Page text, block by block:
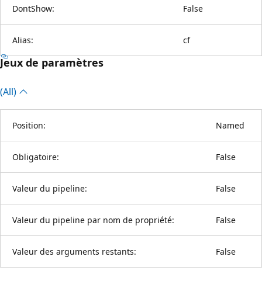
DontShow: False
Alias: cf
Jeux de paramètres
(All)
Position: Named
Obligatoire: False
Valeur du pipeline: False
Valeur du pipeline par nom de propriété: False
Valeur des arguments restants: False